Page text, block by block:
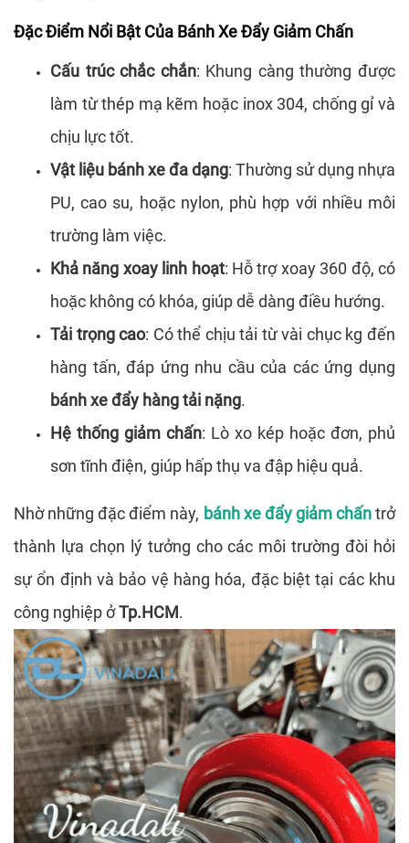
Đặc Điểm Nổi Bật Của Bánh Xe Đẩy Giảm Chấn
Cấu trúc chắc chắn: Khung càng thường được
làm từ thép mạ kẽm hoặc inox 304, chống gỉ và
chịu lực tốt.
Vật liệu bánh xe đa dạng: Thường sử dụng nhựa
PU, cao su, hoặc nylon, phù hợp với nhiều môi
trường làm việc.
Khả năng xoay linh hoạt: Hỗ trợ xoay 360 độ, có
hoặc không có khóa, giúp dễ dàng điều hướng.
Tải trọng cao: Có thể chịu tải từ vài chục kg đến
hàng tấn, đáp ứng nhu cầu của các ứng dụng
bánh xe đẩy hàng tải nặng.
Hệ thống giảm chấn: Lò xo kép hoặc đơn, phủ
sơn tĩnh điện, giúp hấp thụ va đập hiệu quả.
Nhờ những đặc điểm này, bánh xe đẩy giảm chấntrở
thành lựa chọn lý tưởng cho các môi trường đòi hỏi
sự ổn định và bảo vệ hàng hóa, đặc biệt tại các khu
công nghiệp ởTp.HCM.